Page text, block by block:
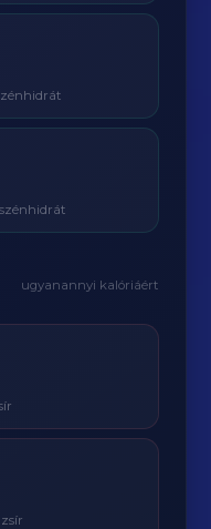
ugyanannyi kalóriáért